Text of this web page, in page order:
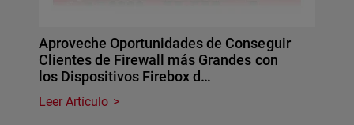
Aproveche Oportunidades de Conseguir
Clientes de Firewall más Grandes con
los Dispositivos Firebox d…
Leer Artículo